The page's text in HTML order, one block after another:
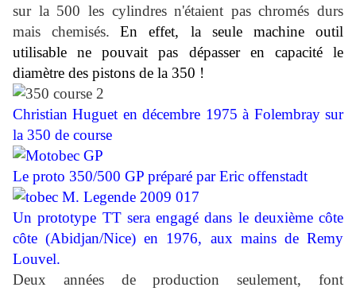
sur la 500 les cylindres n'étaient pas chromés durs
mais chemisés.
En effet, la seule machine outil
utilisable ne pouvait pas dépasser en capacité le
diamètre des pistons de la 350 !
Christian Huguet en décembre 1975 à Folembray sur
la 350 de course
Le proto 350/500 GP préparé par Eric offenstadt
Un prototype TT sera engagé dans le deuxième côte
côte (Abidjan/Nice) en 1976, aux mains de Remy
Louvel.
Deux années de production seulement, font